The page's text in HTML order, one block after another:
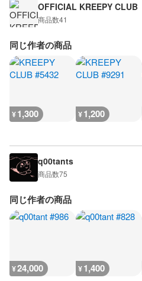
OFFICIAL KREEPY CLUB
商品数41
同じ作者の商品
¥1,300 ¥1,200
q00tants
商品数75
同じ作者の商品
¥24,000 ¥1,400